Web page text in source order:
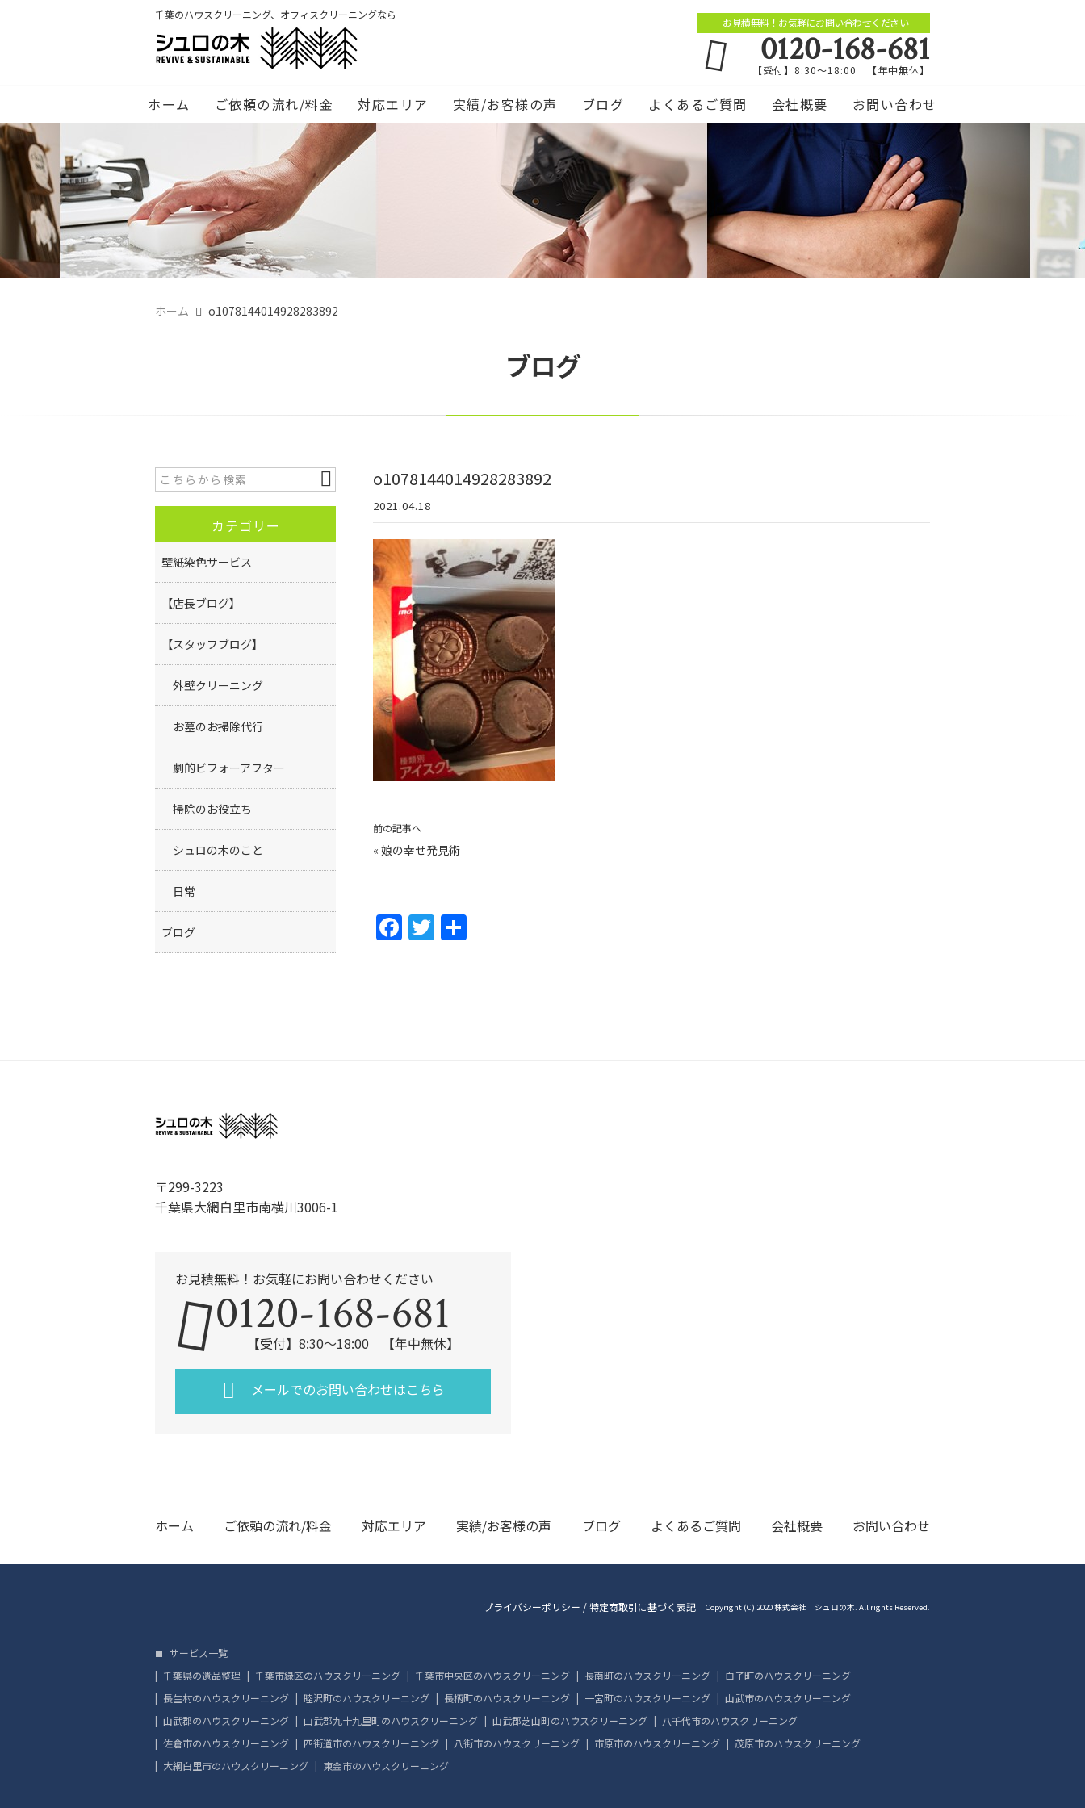
千葉のハウスクリーニング、オフィスクリーニングなら
お見積無料！お気軽にお問い合わせください
0120-168-681
【受付】8:30～18:00 【年中無休】
ホーム ご依頼の流れ/料金 対応エリア 実績/お客様の声 ブログ よくあるご質問 会社概要 お問い合わせ
ホーム o1078144014928283892
ブログ
o1078144014928283892
2021.04.18
前の記事へ
« 娘の幸せ発見術
F T
カテゴリー
壁紙染色サービス
【店長ブログ】
【スタッフブログ】
外壁クリーニング
お墓のお掃除代行
劇的ビフォーアフター
掃除のお役立ち
シュロの木のこと
日常
ブログ
〒299-3223
千葉県大網白里市南横川3006-1
お見積無料！お気軽にお問い合わせください
0120-168-681
【受付】8:30～18:00 【年中無休】
メールでのお問い合わせはこちら
ホーム ご依頼の流れ/料金 対応エリア 実績/お客様の声 ブログ よくあるご質問 会社概要 お問い合わせ
プライバシーポリシー /特定商取引に基づく表記 Copyright (C) 2020 株式会社 シュロの木. All rights Reserved.
サービス一覧
千葉県の遺品整理
千葉市緑区のハウスクリーニング 千葉市中央区のハウスクリーニング 長南町のハウスクリーニング
白子町のハウスクリーニング
長生村のハウスクリーニング
睦沢町のハウスクリーニング 長柄町のハウスクリーニング 一宮町のハウスクリーニング
山武市のハウスクリーニング
山武郡のハウスクリーニング
山武郡九十九里町のハウスクリーニング 山武郡芝山町のハウスクリーニング
八千代市のハウスクリーニング
佐倉市のハウスクリーニング
四街道市のハウスクリーニング 八街市のハウスクリーニング 市原市のハウスクリーニング
茂原市のハウスクリーニング
大網白里市のハウスクリーニング
東金市のハウスクリーニング